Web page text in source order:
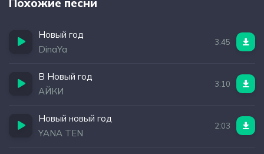
Похожие песни
Новый год
DinaYa
3:45
В Новый год
АЙКИ
3:10
Новый новый год
YANA TEN
2:03